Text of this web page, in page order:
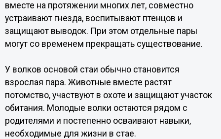
вместе на протяжении многих лет, совместно
устраивают гнезда, воспитывают птенцов и
защищают выводок. При этом отдельные пары
могут со временем прекращать существование.
У волков основой стаи обычно становится
взрослая пара. Животные вместе растят
потомство, участвуют в охоте и защищают участок
обитания. Молодые волки остаются рядом с
родителями и постепенно осваивают навыки,
необходимые для жизни в стае.